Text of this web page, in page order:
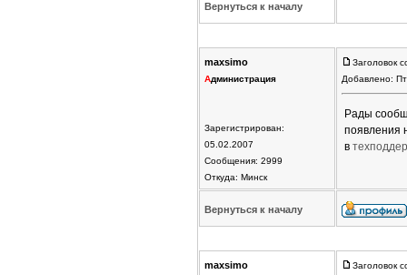
Вернуться к началу
maxsimo
Администрация
Зарегистрирован:
05.02.2007
Сообщения: 2999
Откуда: Минск
Заголовок
Добавлено:
Рады
появления
в
Вернуться к началу
maxsimo
Заголовок